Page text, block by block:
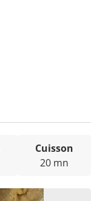
Cuisson
20 mn